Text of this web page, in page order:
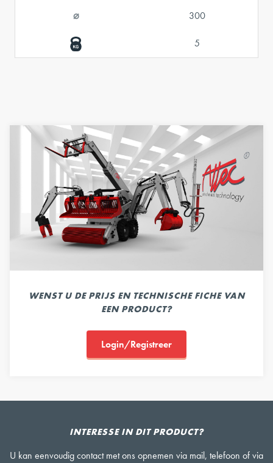
⌀ 300
5
WENST U DE PRIJS EN TECHNISCHE FICHE VAN
EEN PRODUCT?
Login/Registreer
INTERESSE IN DIT PRODUCT?
U kan eenvoudig contact met ons opnemen via mail, telefoon of via